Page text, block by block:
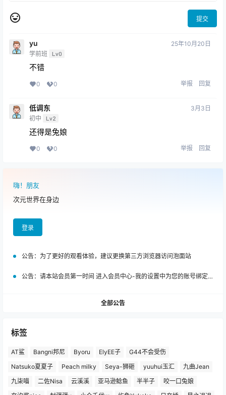
提交
yu
学前班 Lv0
25年10月20日
不错
0 0 举报 回复
低调东
初中 Lv2
3月3日
还得是兔娘
0 0 举报 回复
嗨！朋友
次元世界在身边
登录
公告： 为了更好的观看体验，建议更换第三方浏览器访问泡面站
公告： 请本站会员第一时间 进入会员中心-我的设置中为您的账号绑定邮箱!
全部公告
标签
AT鲨 Bangni邦尼 Byoru ElyEE子
G44不会受伤
Natsuko夏夏子
Peach milky Seya-狮砸 yuuhui玉汇
九曲Jean
九柒喵
二佐Nisa 云溪溪 亚马逊鲶鱼 半半子
咬一口兔娘